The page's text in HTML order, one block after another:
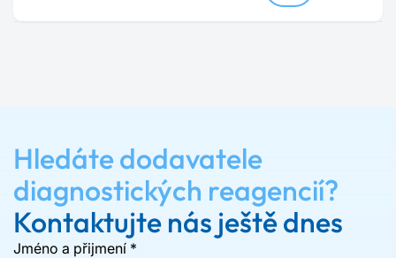
Hledáte dodavatele
diagnostických reagencií?
Kontaktujte nás ještě dnes
Jméno a přijmení *